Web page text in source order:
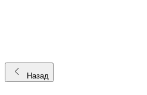
Назад